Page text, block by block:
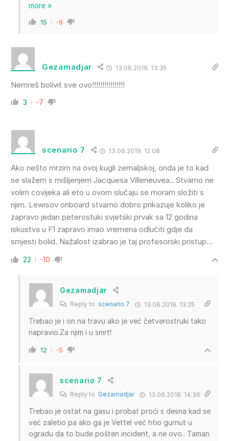
more »
15 -9
Gezamadjar 13.06.2019. 13:35
Nemreš bolivit sve ovo!!!!!!!!!!!!!!!!
3 -7
scenario 7 13.06.2019. 12:08
Ako nešto mrzim na ovoj kugli zemaljskoj, onda je to kad
se slažem s mišljenjem Jacquesa Villeneuvea.. Stvarno ne
volim covijeka ali eto u ovom slučaju se moram složiti s
njim. Lewisov onboard stvarno dobro prikazuje koliko je
zapravo jedan peterostuki svjetski prvak sa 12 godina
iskustva u F1 zapravo imao vremena odlućiti gdje da
smjesti bolid. Nažalost izabrao je taj profesorski pristup…
22 -10
Gezamadjar
Reply to scenario 7 13.06.2019. 13:25
Trebao je i on na travu ako je već četverostruki tako
napravio.Za njim i u smrt!
12 -5
scenario 7
Reply to Gezamadjar 13.06.2019. 14:36
Trebao je ostat na gasu i probat proći s desna kad se
već zaletio pa ako ga je Vettel već htio gurnut u
ogradu da to bude pošten incident, a ne ovo.. Taman